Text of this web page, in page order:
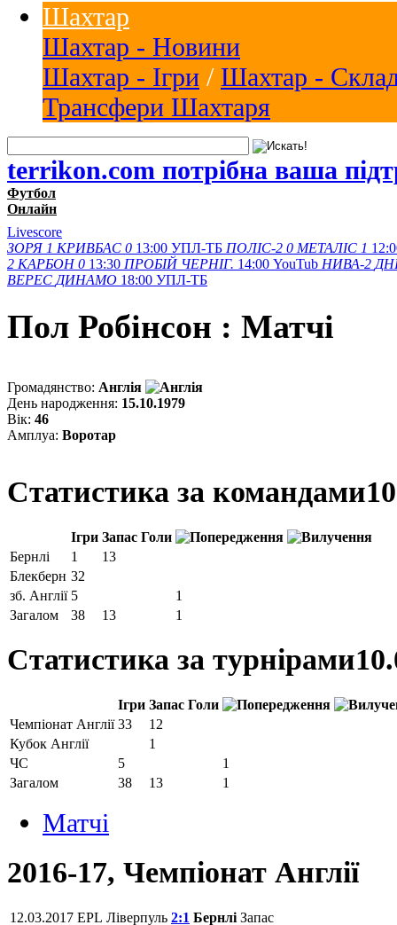
Шахтар
Шахтар - Новини
Шахтар - Ігри / Шахтар -
Трансфери Шахтаря
terrikon.com потрібна ваша
Футбол
Онлайн
Livescore
ЗОРЯ 1 КРИВБАС 0 13:00 УПЛ-ТБ ПОЛІС-2 0 МЕТАЛІС 1
2 КАРБОН 0 13:30 ПРОБІЙ ЧЕРНІГ. 14:00 YouTub НИВА-2
ВЕРЕС ДИНАМО 18:00 УПЛ-ТБ
Пол Робінсон : Матчi
Громадянство: Англія
День народження: 15.10.1979
Вік: 46
Амплуа: Воротар
Статистика за командами
Ігри Запас Голи
Бернлі
1
13
Блекберн 32
зб. Англії 5
1
Загалом
38 13 1
Статистика за турнірами
Ігри Запас Голи
Чемпіонат Англії 33
12
Кубок Англії
1
ЧС
5
1
Загалом
38 13 1
Матчi
2016-17, Чемпіонат Англії
12.03.2017 EPL Ліверпуль 2:1 Бернлі Запас